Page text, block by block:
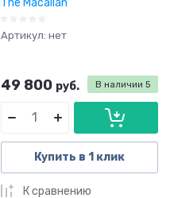
The Macallan
Артикул: нет
В наличии 5
49 800 руб.
Купить в 1 клик
К сравнению